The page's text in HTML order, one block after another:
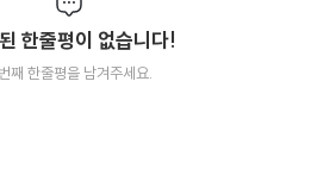
한줄평이 없습니다!
째 한줄평을 남겨주세요.